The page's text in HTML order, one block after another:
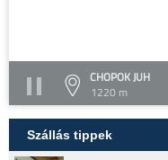
CHOPOK JUH
1220 m
Szállás tippek